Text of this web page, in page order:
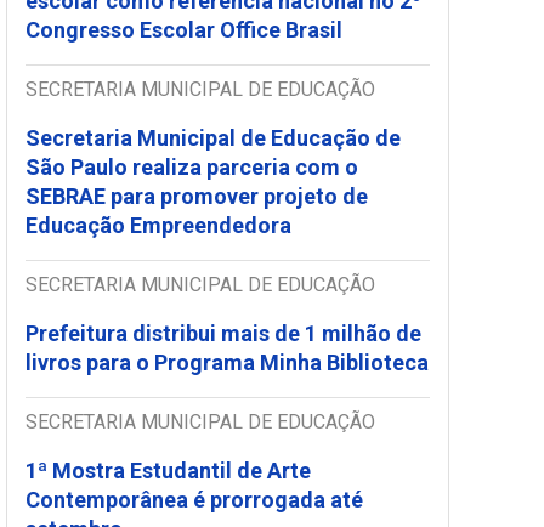
Congresso Escolar Office Brasil
SECRETARIA MUNICIPAL DE EDUCAÇÃO
Secretaria Municipal de Educação de
São Paulo realiza parceria com o
SEBRAE para promover projeto de
Educação Empreendedora
SECRETARIA MUNICIPAL DE EDUCAÇÃO
Prefeitura distribui mais de 1 milhão de
livros para o Programa Minha Biblioteca
SECRETARIA MUNICIPAL DE EDUCAÇÃO
1ª Mostra Estudantil de Arte
Contemporânea é prorrogada até